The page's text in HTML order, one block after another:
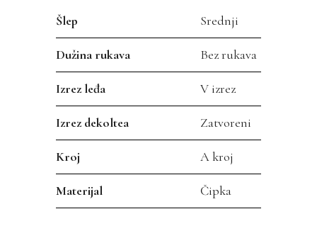
Šlep Srednji
Dužina rukava Bez rukava
Izrez leđa V izrez
Izrez dekoltea Zatvoreni
Kroj A kroj
Materijal Čipka